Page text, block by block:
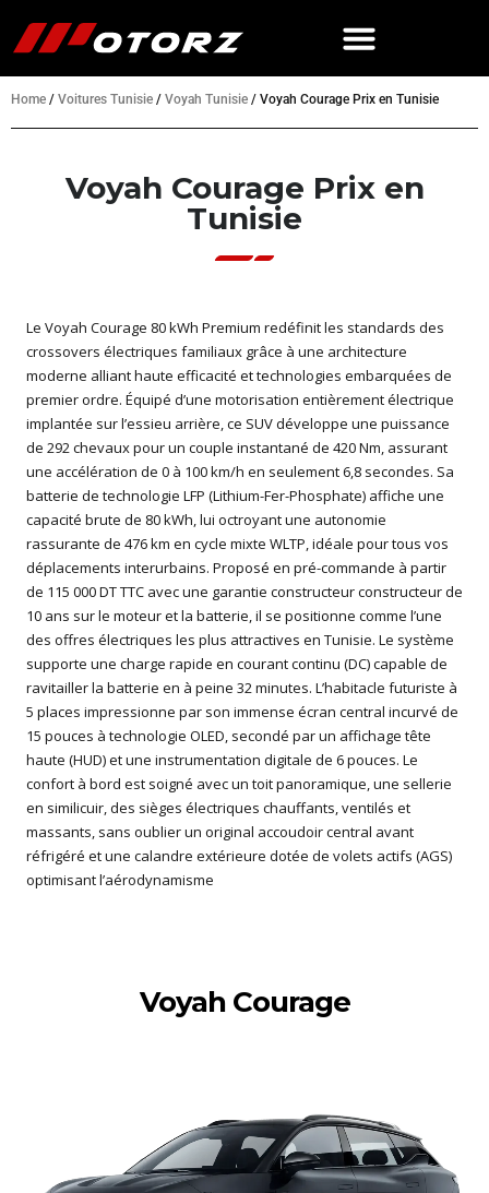
Home / Voitures Tunisie / Voyah Tunisie / Voyah Courage Prix en Tunisie
Voyah Courage Prix en
Tunisie
Le Voyah Courage 80 kWh Premium redéfinit les standards des
crossovers électriques familiaux grâce à une architecture
moderne alliant haute efficacité et technologies embarquées de
premier ordre. Équipé d’une motorisation entièrement électrique
implantée sur l’essieu arrière, ce SUV développe une puissance
de 292 chevaux pour un couple instantané de 420 Nm, assurant
une accélération de 0 à 100 km/h en seulement 6,8 secondes. Sa
batterie de technologie LFP (Lithium-Fer-Phosphate) affiche une
capacité brute de 80 kWh, lui octroyant une autonomie
rassurante de 476 km en cycle mixte WLTP, idéale pour tous vos
déplacements interurbains. Proposé en pré-commande à partir
de 115 000 DT TTC avec une garantie constructeur constructeur de
10 ans sur le moteur et la batterie, il se positionne comme l’une
des offres électriques les plus attractives en Tunisie. Le système
supporte une charge rapide en courant continu (DC) capable de
ravitailler la batterie en à peine 32 minutes. L’habitacle futuriste à
5 places impressionne par son immense écran central incurvé de
15 pouces à technologie OLED, secondé par un affichage tête
haute (HUD) et une instrumentation digitale de 6 pouces. Le
confort à bord est soigné avec un toit panoramique, une sellerie
en similicuir, des sièges électriques chauffants, ventilés et
massants, sans oublier un original accoudoir central avant
réfrigéré et une calandre extérieure dotée de volets actifs (AGS)
optimisant l’aérodynamisme
Voyah Courage